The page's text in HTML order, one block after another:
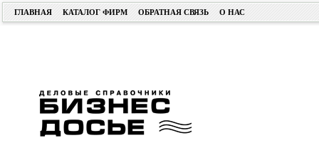
ГЛАВНАЯ КАТАЛОГ ФИРМ ОБРАТНАЯ СВЯЗЬ О НАС